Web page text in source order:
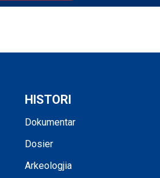
HISTORI
Dokumentar
Dosier
Arkeologjia